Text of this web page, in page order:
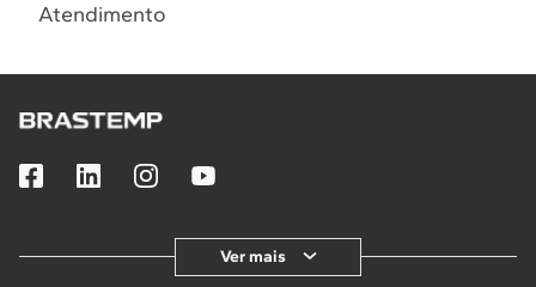
Atendimento
Ver mais